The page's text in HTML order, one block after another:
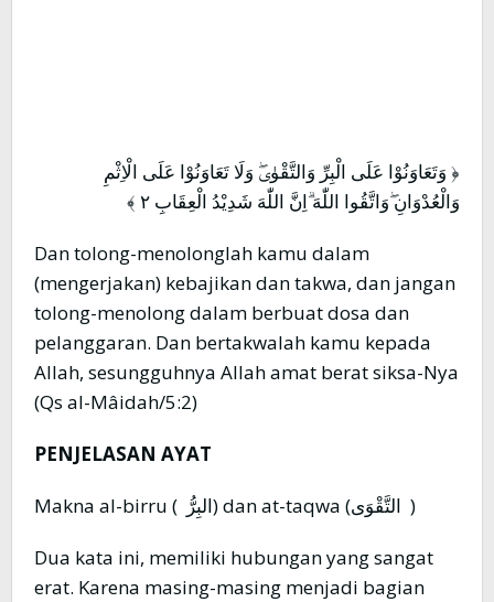
﴿ وَتَعَاوَنُوْا عَلَى الْبِرِّ وَالتَّقْوٰىۖ وَلَا تَعَاوَنُوْا عَلَى الْاِثْمِ
وَالْعُدْوَانِ ۖوَاتَّقُوا اللّٰهَ ۗاِنَّ اللّٰهَ شَدِيْدُ الْعِقَابِ ٢ ﴾
Dan tolong-menolonglah kamu dalam
(mengerjakan) kebajikan dan takwa, dan jangan
tolong-menolong dalam berbuat dosa dan
pelanggaran. Dan bertakwalah kamu kepada
Allah, sesungguhnya Allah amat berat siksa-Nya
(Qs al-Mâidah/5:2)
PENJELASAN AYAT
Makna al-birru ( البِرُّ) dan at-taqwa (التَّقْوَى )
Dua kata ini, memiliki hubungan yang sangat
erat. Karena masing-masing menjadi bagian